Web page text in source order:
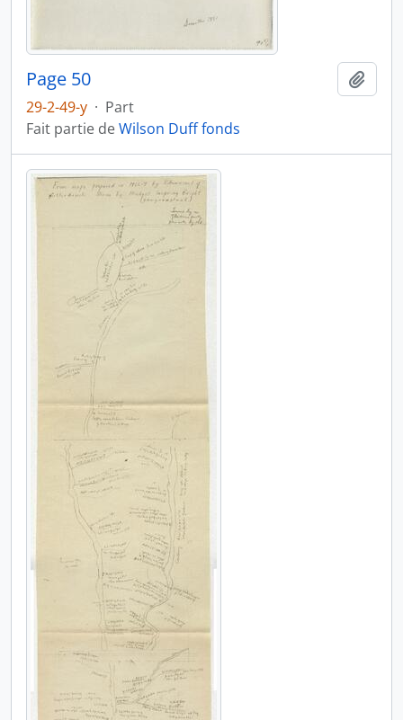
Page 50
29-2-49-y · Part
Fait partie deWilson Duff fonds